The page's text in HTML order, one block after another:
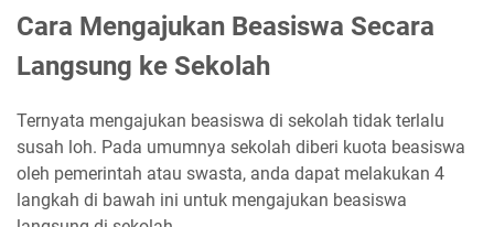
Cara Mengajukan Beasiswa Secara
Langsung ke Sekolah
Ternyata mengajukan beasiswa di sekolah tidak terlalu
susah loh. Pada umumnya sekolah diberi kuota beasiswa
oleh pemerintah atau swasta, anda dapat melakukan 4
langkah di bawah ini untuk mengajukan beasiswa